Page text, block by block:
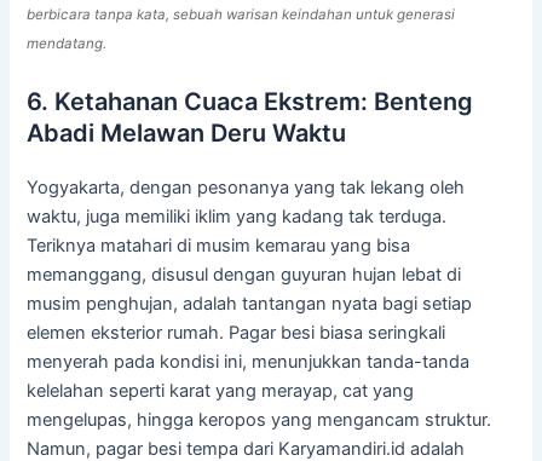
berbicara tanpa kata, sebuah warisan keindahan untuk generasi
mendatang.
6. Ketahanan Cuaca Ekstrem: Benteng
Abadi Melawan Deru Waktu
Yogyakarta, dengan pesonanya yang tak lekang oleh
waktu, juga memiliki iklim yang kadang tak terduga.
Teriknya matahari di musim kemarau yang bisa
memanggang, disusul dengan guyuran hujan lebat di
musim penghujan, adalah tantangan nyata bagi setiap
elemen eksterior rumah. Pagar besi biasa seringkali
menyerah pada kondisi ini, menunjukkan tanda-tanda
kelelahan seperti karat yang merayap, cat yang
mengelupas, hingga keropos yang mengancam struktur.
Namun, pagar besi tempa dari Karyamandiri.id adalah